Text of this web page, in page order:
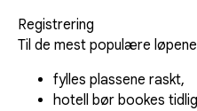
Registrering
Til de mest populære
fylles plassene raskt,
hotell bør bookes